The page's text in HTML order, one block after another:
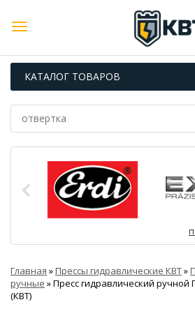
КАТАЛОГ ТОВАРОВ
Главная »Прессы гидравлические КВТ»
ручные »Пресс гидравлический ручной
(КВТ)